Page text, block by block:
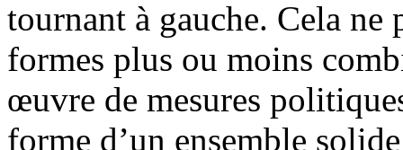
tournant à gauche. Cela ne
formes plus ou moins
œuvre de mesures
forme d’un ensemble